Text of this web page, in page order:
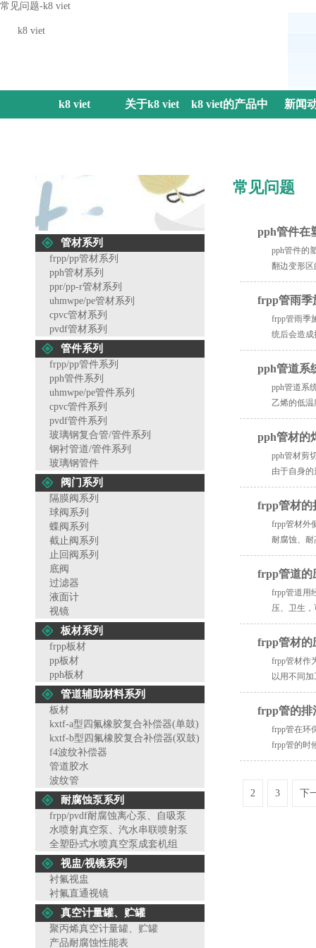
常见问题-k8 viet
k8 viet
k8 viet 关于k8 viet k8 viet的产品中 新闻
管材系列
frpp/pp管材系列
pph管材系列
ppr/pp-r管材系列
uhmwpe/pe管材系列
cpvc管材系列
pvdf管材系列
管件系列
frpp/pp管件系列
pph管件系列
uhmwpe/pe管件系列
cpvc管件系列
pvdf管件系列
玻璃钢复合管/管件系列
钢衬管道/管件系列
玻璃钢管件
阀门系列
隔膜阀系列
球阀系列
蝶阀系列
截止阀系列
止回阀系列
底阀
过滤器
液面计
视镜
板材系列
frpp板材
pp板材
pph板材
管道辅助材料系列
板材
kxtf-a型四氟橡胶复合补偿器(单鼓)
kxtf-b型四氟橡胶复合补偿器(双鼓)
f4波纹补偿器
管道胶水
波纹管
耐腐蚀泵系列
frpp/pvdf耐腐蚀离心泵、自吸泵
水喷射真空泵、汽水串联喷射泵
全塑卧式水喷真空泵成套机组
视盅/视镜系列
衬氟视盅
衬氟直通视镜
真空计量罐、贮罐
聚丙烯真空计量罐、贮罐
产品耐腐蚀性能表
常见问题
pph管件在
pph管件的
翻边变形
frpp管雨季
frpp管雨季
统后会造
pph管道系
pph管道系
乙烯的低
pph管材的
pph管材剪
由于自身
frpp管材的
frpp管材外
耐腐蚀、
frpp管道的
frpp管道用
压、卫生
frpp管材的
frpp管材作
以用不同
frpp管的排
frpp管在环
frpp管的时
2 3 下